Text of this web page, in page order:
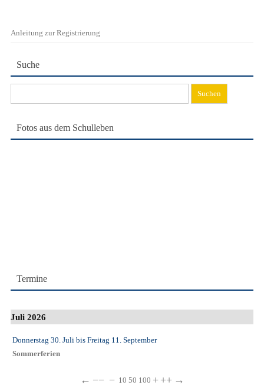
Anleitung zur Registrierung
Suche
nach:
Fotos aus dem Schulleben
Termine
Juli 2026
Donnerstag 30. Juli bis Freitag 11. September
Sommerferien
← −− − 10 50 100 + ++ →